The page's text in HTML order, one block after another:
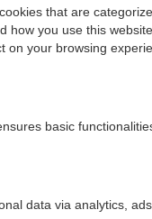
that are
you use this
on your browsing
basic
data via analytics,